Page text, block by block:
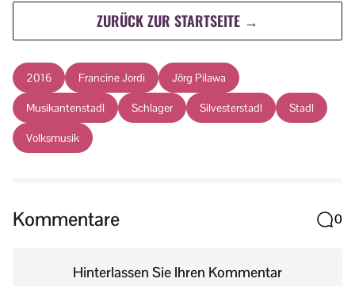
ZURÜCK ZUR STARTSEITE →
2016 Francine Jordi Jörg Pilawa
Musikantenstadl Schlager Silvesterstadl Stadl
Volksmusik
Kommentare 0
Hinterlassen Sie Ihren Kommentar